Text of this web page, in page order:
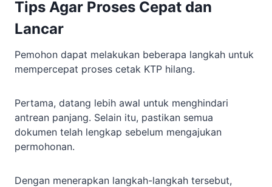
Tips Agar Proses Cepat dan
Lancar
Pemohon dapat melakukan beberapa langkah untuk
mempercepat proses cetak KTP hilang.
Pertama, datang lebih awal untuk menghindari
antrean panjang. Selain itu, pastikan semua
dokumen telah lengkap sebelum mengajukan
permohonan.
Dengan menerapkan langkah-langkah tersebut,